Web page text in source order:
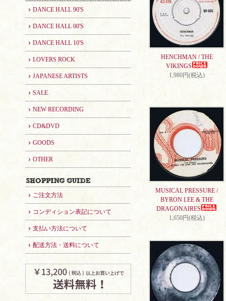
DANCE HALL 90'S
DANCE HALL 00'S
DANCE HALL 10'S
LOVERS ROCK
JAPANESE ARTISTS
SALE
NEW RECORDING
CD&DVD
GOODS
OTHER
ご注文方法
コンディション表記について
支払い方法について
配送方法・送料について
HENCHMAN / THE
VIKINGS
1,980円(税込)
MUSICAL PRESSURE /
BYRON LEE & THE
DRAGONAIRES
1,650円(税込)